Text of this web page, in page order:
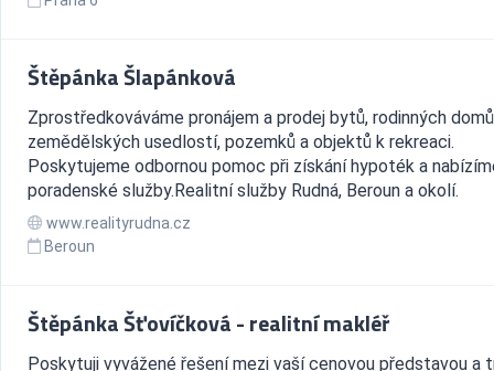
Štěpánka Šlapánková
Zprostředkováváme pronájem a prodej bytů, rodinných
zemědělských usedlostí, pozemků a objektů k rekreaci.
Poskytujeme odbornou pomoc při získání hypoték a
poradenské služby.Realitní služby Rudná, Beroun a okolí.
www.realityrudna.cz
Beroun
Štěpánka Šťovíčková - realitní makléř
Poskytuji vyvážené řešení mezi vaší cenovou představou a